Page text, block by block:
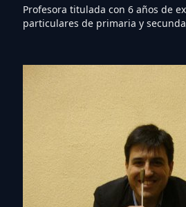
Profesora titulada con 6 años de
particulares de primaria y